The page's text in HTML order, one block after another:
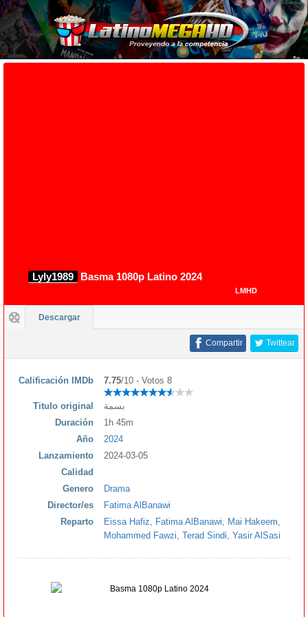
Lyly1989 Basma 1080p Latino 2024
LMHD
Descargar
Twittear
Compartir
Calificación IMDb 7.75/10 - Votos 8
Titulo original
بسمة
Duración
1h 45m
Año
2024
Lanzamiento
2024-03-05
Calidad
Genero
Drama
Director/es
Fatima AlBanawi
Reparto
Eissa Hafiz Fatima AlBanawi Mai Hakeem
Mohammed Fawzi Terad Sindi Yasir AlSasi